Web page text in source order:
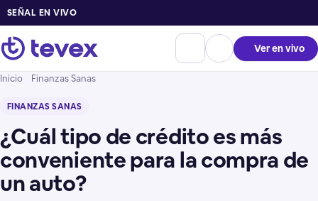
SEÑAL EN VIVO
Ver en vivo
Inicio Finanzas Sanas
FINANZAS SANAS
¿Cuál tipo de crédito es más
conveniente para la compra de
un auto?